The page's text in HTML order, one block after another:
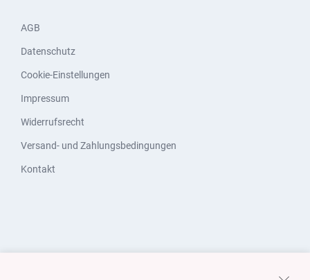
AGB
Datenschutz
Cookie-Einstellungen
Impressum
Widerrufsrecht
Versand- und Zahlungsbedingungen
Kontakt